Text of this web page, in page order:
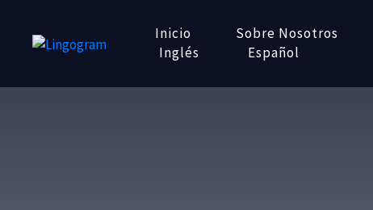
Inicio Sobre Nosotros
Inglés
Español